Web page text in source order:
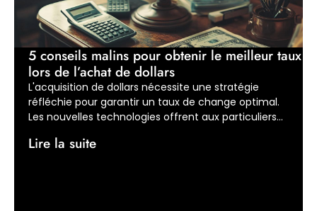
5 conseils malins pour obtenir le meilleur taux
lors de l’achat de dollars
L'acquisition de dollars nécessite une stratégie
réfléchie pour garantir un taux de change optimal.
Les nouvelles technologies offrent aux particuliers...
Lire la suite